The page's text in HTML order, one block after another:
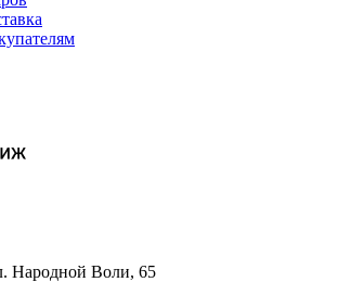
Народной Воли, 65